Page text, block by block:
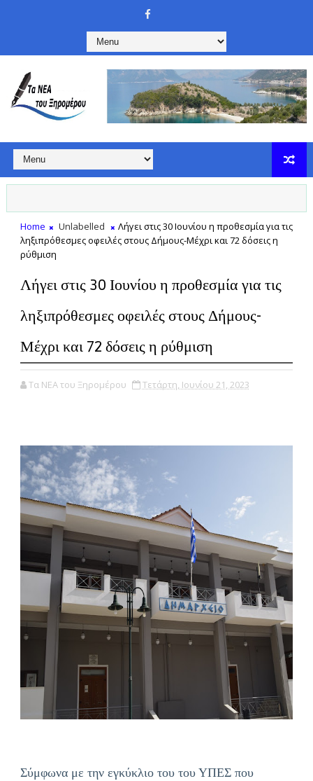
Home Unlabelled
Λήγει στις 30 Ιουνίου η προθεσμία για τις
ληξιπρόθεσμες οφειλές στους Δήμους-Μέχρι και 72 δόσεις η
ρύθμιση
Λήγει στις 30 Ιουνίου η προθεσμία για τις
ληξιπρόθεσμες οφειλές στους Δήμους-
Μέχρι και 72 δόσεις η ρύθμιση
Τα ΝΕΑ του Ξηρομέρου Τετάρτη, Ιουνίου 21, 2023
Σύμφωνα με την εγκύκλιο του του ΥΠΕΣ που